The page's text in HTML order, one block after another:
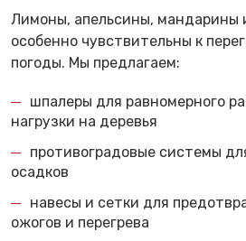
Лимоны, апельсины, мандарины
особенно чувствительны к
погоды. Мы предлагаем:
шпалеры для равномерного
нагрузки на деревья
противоградовые системы
осадков
навесы и сетки для
ожогов и перегрева